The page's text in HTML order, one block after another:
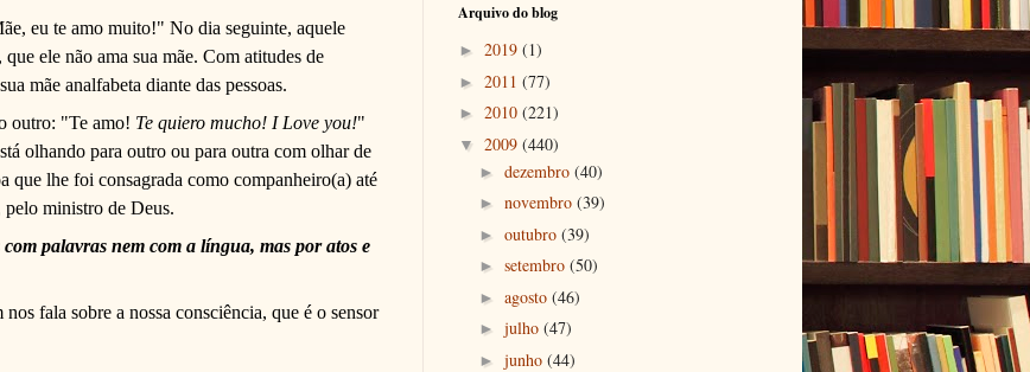
eu te amo muito!" No dia seguinte, aquele
ele não ama sua mãe. Com atitudes de
mãe analfabeta diante das pessoas.
outro: "Te amo! Te quiero mucho! I Love you!"
olhando para outro ou para outra com olhar de
que lhe foi consagrada como companheiro(a) até
pelo ministro de Deus.
palavras nem com a língua, mas por atos e
fala sobre a nossa consciência, que é o sensor
Arquivo do blog
► 2019 (1)
► 2011 (77)
► 2010 (221)
▼ 2009 (440)
► dezembro (40)
► novembro (39)
► outubro (39)
► setembro (50)
► agosto (46)
► julho (47)
► junho (44)